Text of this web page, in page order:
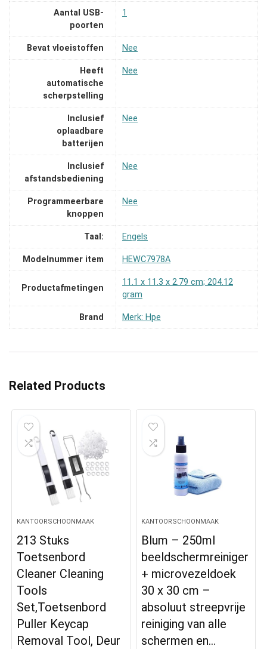
Aantal USB-
poorten
‎1
Bevat vloeistoffen ‎Nee
Heeft
automatische
scherpstelling
‎Nee
Inclusief
oplaadbare
batterijen
‎Nee
Inclusief
afstandsbediening
‎Nee
Programmeerbare
knoppen
‎Nee
Taal: ‎Engels
Modelnummer item ‎HEWC7978A
Productafmetingen
‎11.1 x 11.3 x 2.79 cm; 204.12
gram
Brand Merk: Hpe
Related Products
KANTOORSCHOONMAAK
213 Stuks
Toetsenbord
Cleaner Cleaning
Tools
Set,Toetsenbord
Puller Keycap
Removal Tool, Deur
KANTOORSCHOONMAAK
Blum – 250ml
beeldschermreiniger
+ microvezeldoek
30 x 30 cm –
absoluut streepvrije
reiniging van alle
schermen en…